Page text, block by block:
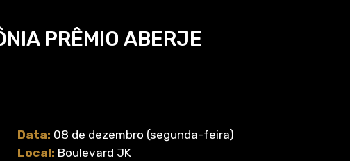
PRÊMIO ABERJE
Data: 08 de dezembro (segunda-feira)
Local: Boulevard JK